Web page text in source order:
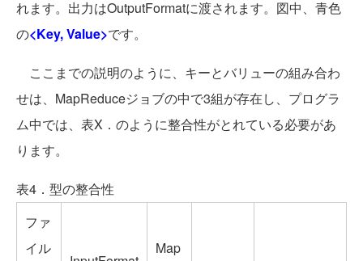
れます。出力はOutputFormatに渡されます。図中、青色
の<Key, Value>です。
ここまでの説明のように、キーとバリューの組み合わ
せは、MapReduceジョブの中で3組が存在し、プログラ
ム中では、表X．のように整合性がとれている必要があ
ります。
表4．型の整合性
ファ
イル
Map